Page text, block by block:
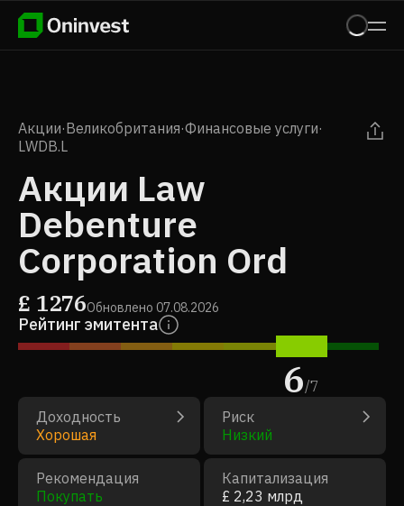
Акции·Великобритания·Финансовые услуги·
LWDB.L
Акции Law
Debenture
Corporation Ord
£ 1276Обновлено 07.08.2026
Рейтинг эмитента
6/7
Доходность
Хорошая
Риск
Низкий
Рекомендация
Покупать
Капитализация
£ 2,23 млрд